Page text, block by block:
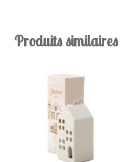
Produits similaires